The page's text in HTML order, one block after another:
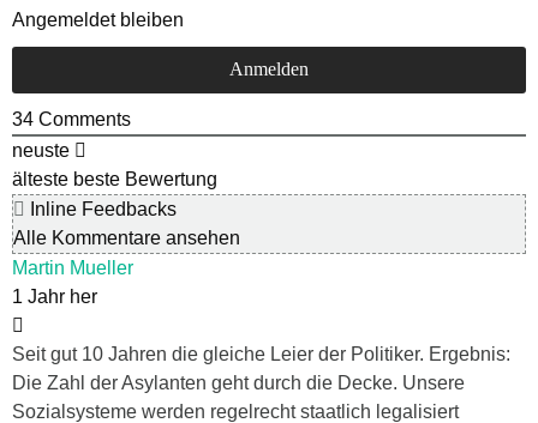
Angemeldet bleiben
34 Comments
neuste
älteste beste Bewertung
Inline Feedbacks
Alle Kommentare ansehen
Martin Mueller
1 Jahr her
Seit gut 10 Jahren die gleiche Leier der Politiker. Ergebnis:
Die Zahl der Asylanten geht durch die Decke. Unsere
Sozialsysteme werden regelrecht staatlich legalisiert